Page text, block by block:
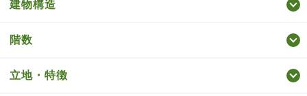
建物構造
階数
立地・特徴